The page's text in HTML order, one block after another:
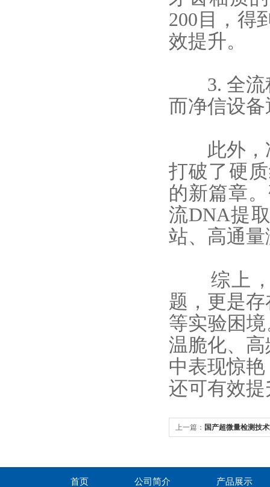
200目，得
效提升。
3. 全流
而净信设
此外，净
打破了硬
的新篇章
流DNA提
站、高通
综上，
题，更是
等实验困
温脆化、
中表现惊
还可有效提
上一篇： 国产超微量检测技
首页 公司简介 产品展示